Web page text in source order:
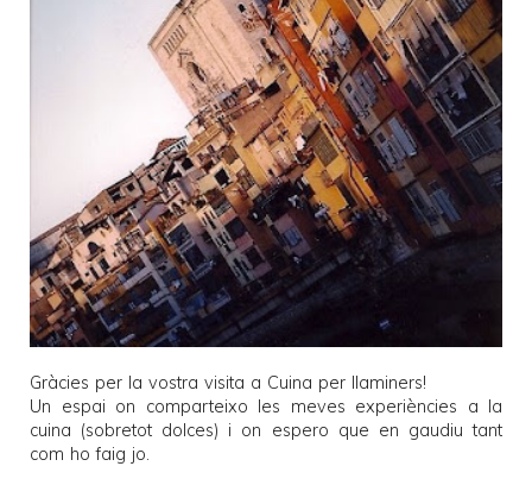
Gràcies per la vostra visita a Cuina per llaminers!
Un espai on comparteixo les meves experiències a la
cuina (sobretot dolces) i on espero que en gaudiu tant
com ho faig jo.